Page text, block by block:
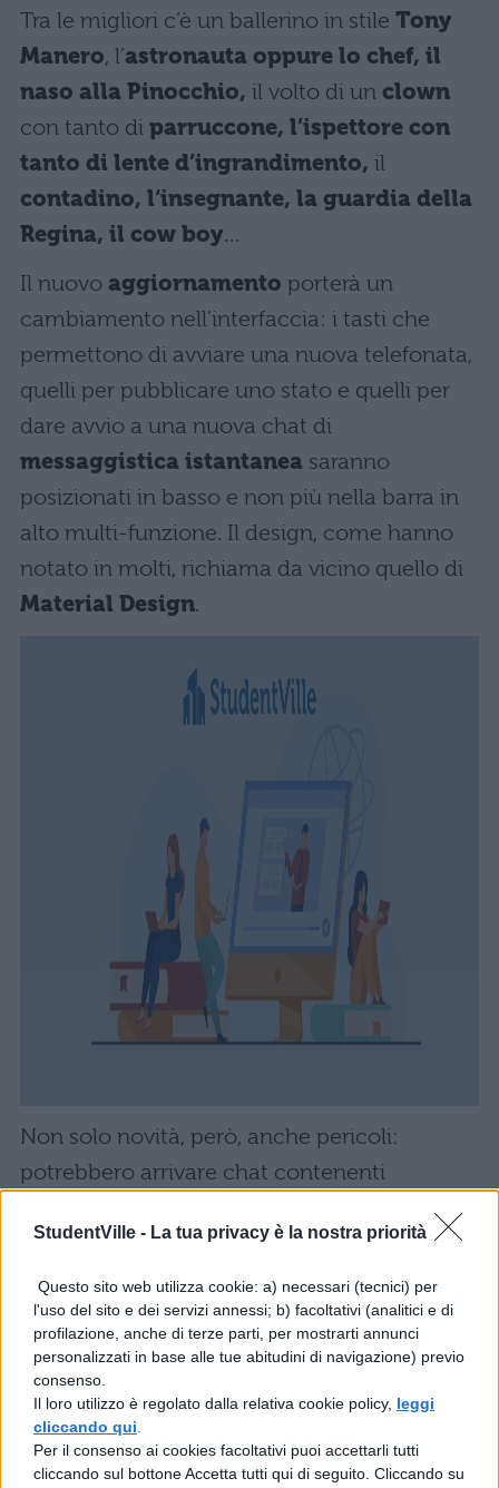
StudentVille - La tua privacy è la nostra priorità
Questo sito web utilizza cookie: a) necessari (tecnici) per
l'uso del sito e dei servizi annessi; b) facoltativi (analitici e di
profilazione, anche di terze parti, per mostrarti annunci
personalizzati in base alle tue abitudini di navigazione) previo
consenso.
Il loro utilizzo è regolato dalla relativa cookie policy, leggi
cliccando qui
Per il consenso ai cookies facoltativi puoi accettarli tutti
cliccando sul bottone Accetta tutti qui di seguito. Cliccando su
Tra le migliori c’è un ballerino in stile Tony
Manero, l’astronauta oppure lo chef, il
naso alla Pinocchio, il volto di un clown
con tanto di parruccone, l’ispettore con
tanto di lente d’ingrandimento, il
contadino, l‘insegnante, la guardia della
Regina, il cow boy…
Il nuovo aggiornamento porterà un
cambiamento nell’interfaccia: i tasti che
permettono di avviare una nuova telefonata,
quelli per pubblicare uno stato e quelli per
dare avvio a una nuova chat di
messaggistica istantanea saranno
posizionati in basso e non più nella barra in
alto multi-funzione. Il design, come hanno
notato in molti, richiama da vicino quello di
Material Design.
Non solo novità, però, anche pericoli:
potrebbero arrivare chat contenenti
emoticon e faccine, che sembrano provenire
da contatti conosciuti, con il messaggio
"Ecco le nuove emoticons. Troppo belle!": si
tratta di una truffa. I cyber criminali
potrebbero riuscire a installare malware sul
dispositivo del malcapitato e avere accesso
ai contenuti
smatphone…per cui fate attenzione!